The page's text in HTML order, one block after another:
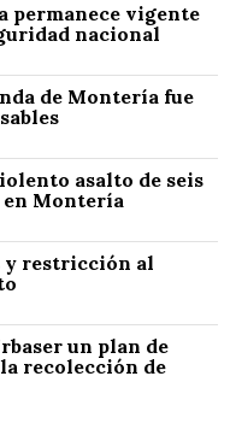
permanece vigente
nacional
de Montería fue
asalto de seis
en Montería
y restricción al
un plan de
recolección de